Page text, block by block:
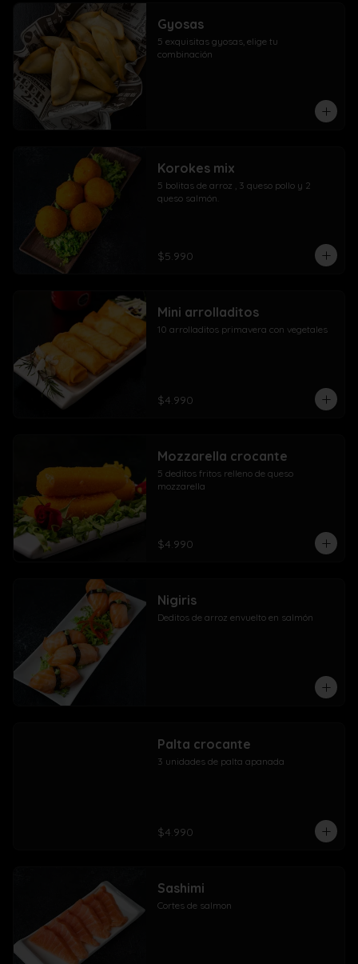
Gyosas
5 exquisitas gyosas, elige tu
combinación
Korokes mix
5 bolitas de arroz , 3 queso pollo y 2
queso salmón.
$5.990
Mini arrolladitos
10 arrolladitos primavera con vegetales
$4.990
Mozzarella crocante
5 deditos fritos relleno de queso
mozzarella
$4.990
Nigiris
Deditos de arroz envuelto en salmón
Palta crocante
3 unidades de palta apanada
$4.990
Sashimi
Cortes de salmon